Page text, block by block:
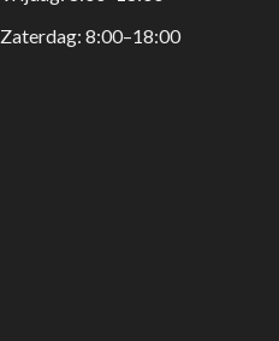
Zaterdag: 8:00–18:00